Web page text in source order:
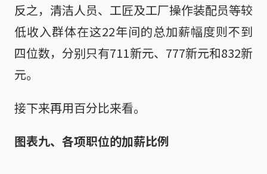
反之，清洁人员、工匠及工厂操作装配员等较
低收入群体在这22年间的总加薪幅度则不到
四位数，分别只有711新元、777新元和832新
元。
接下来再用百分比来看。
图表九、各项职位的加薪比例